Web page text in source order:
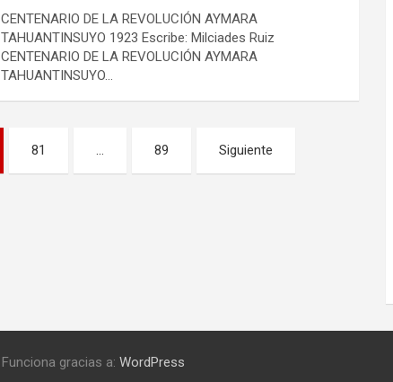
CENTENARIO DE LA REVOLUCIÓN AYMARA
TAHUANTINSUYO 1923 Escribe: Milciades Ruiz
CENTENARIO DE LA REVOLUCIÓN AYMARA
TAHUANTINSUYO…
81 … 89 Siguiente
Funciona gracias a: WordPress